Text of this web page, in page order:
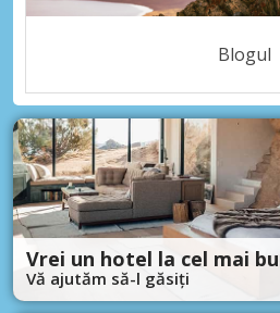
Blogul
Vrei un hotel la cel mai
Vă ajutăm să-l găsiți